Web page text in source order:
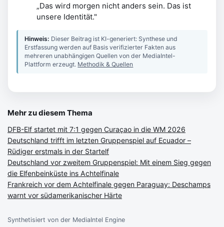
Synthetisiert von der MediaIntel Engine
„Das wird morgen nicht anders sein. Das ist
unsere Identität."
Hinweis: Dieser Beitrag ist KI-generiert: Synthese und
Erstfassung werden auf Basis verifizierter Fakten aus
mehreren unabhängigen Quellen von der MediaIntel-
Plattform erzeugt. Methodik & Quellen
Mehr zu diesem Thema
DFB-Elf startet mit 7:1 gegen Curaçao in die WM 2026
Deutschland trifft im letzten Gruppenspiel auf Ecuador –
Rüdiger erstmals in der Startelf
Deutschland vor zweitem Gruppenspiel: Mit einem Sieg gegen
die Elfenbeinküste ins Achtelfinale
Frankreich vor dem Achtelfinale gegen Paraguay: Deschamps
warnt vor südamerikanischer Härte